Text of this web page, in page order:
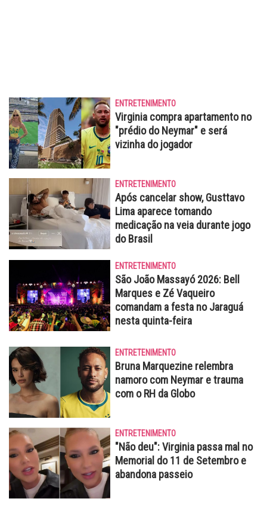
ENTRETENIMENTO
Virginia compra apartamento no
"prédio do Neymar" e será
vizinha do jogador
ENTRETENIMENTO
Após cancelar show, Gusttavo
Lima aparece tomando
medicação na veia durante jogo
do Brasil
ENTRETENIMENTO
São João Massayó 2026: Bell
Marques e Zé Vaqueiro
comandam a festa no Jaraguá
nesta quinta-feira
ENTRETENIMENTO
Bruna Marquezine relembra
namoro com Neymar e trauma
com o RH da Globo
ENTRETENIMENTO
"Não deu": Virginia passa mal no
Memorial do 11 de Setembro e
abandona passeio